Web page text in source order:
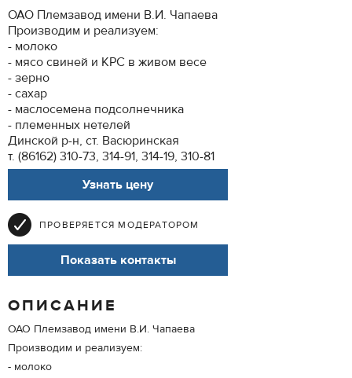
ОАО Племзавод имени В.И. Чапаева
Производим и реализуем:
- молоко
- мясо свиней и КРС в живом весе
- зерно
- сахар
- маслосемена подсолнечника
- племенных нетелей
Динской р-н, ст. Васюринская
т. (86162) 310-73, 314-91, 314-19, 310-81
Узнать цену
ПРОВЕРЯЕТСЯ МОДЕРАТОРОМ
Показать контакты
ОПИСАНИЕ
ОАО Племзавод имени В.И. Чапаева
Производим и реализуем:
- молоко